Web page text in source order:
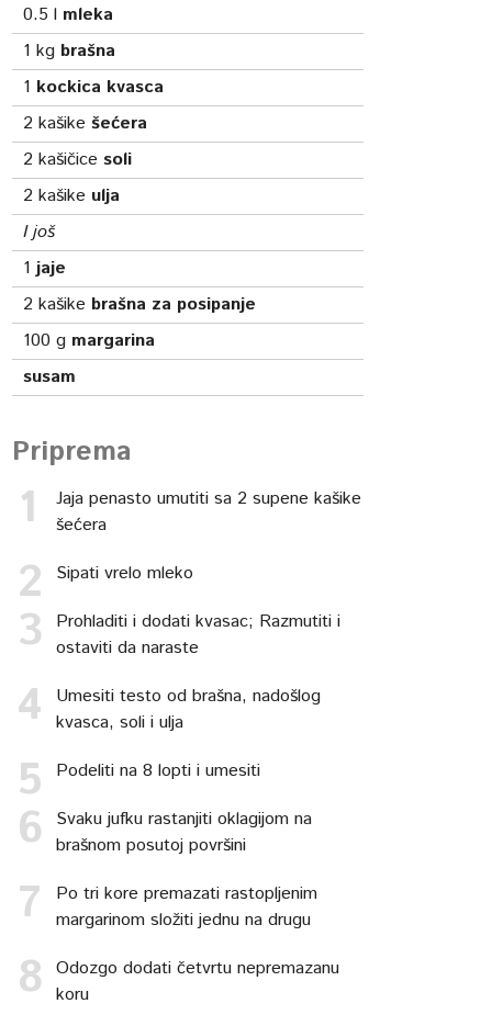
0.5 l mleka
1 kg brašna
1 kockica kvasca
2 kašikešećera
2 kašičicesoli
2 kašike ulja
I još
1 jaje
2 kašike brašna za posipanje
100 g margarina
susam
Priprema
Jaja penasto umutiti sa 2 supene kašike
šećera
Sipati vrelo mleko
Prohladiti i dodati kvasac; Razmutiti i
ostaviti da naraste
Umesiti testo od brašna, nadošlog
kvasca, soli i ulja
Podeliti na 8 lopti i umesiti
Svaku jufku rastanjiti oklagijom na
brašnom posutoj površini
Po tri kore premazati rastopljenim
margarinom složiti jednu na drugu
Odozgo dodati četvrtu nepremazanu
koru